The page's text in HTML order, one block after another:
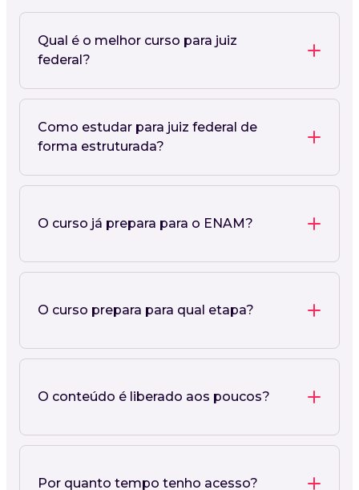
Qual é o melhor curso para juiz
federal?
Como estudar para juiz federal de
forma estruturada?
O curso já prepara para o ENAM?
O curso prepara para qual etapa?
O conteúdo é liberado aos poucos?
Por quanto tempo tenho acesso?